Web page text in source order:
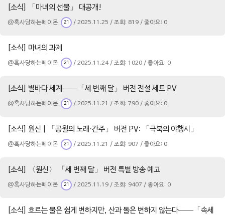
[소식] 「마녀의 선물」 대공개!
@혹사당하는페이몬 21 / 2025.11.25 / 조회: 819 / 좋아요: 0
[소식] 마녀의 과제
@혹사당하는페이몬 21 / 2025.11.24 / 조회: 1020 / 좋아요: 0
[소식] 별바다 세계——「세 번째 달」 버전 전설 세트 PV
@혹사당하는페이몬 21 / 2025.11.21 / 조회: 790 / 좋아요: 0
[소식] 원신 | 「공월의 노래·간주」 버전 PV: 「극북의 야행시」
@혹사당하는페이몬 21 / 2025.11.21 / 조회: 907 / 좋아요: 0
[소식] 〈원신〉 「세 번째 달」 버전 특별 방송 예고
@혹사당하는페이몬 21 / 2025.11.19 / 조회: 9407 / 좋아요: 0
[소식] 흐르는 물은 쉽게 변하지만, 산과 돌은 변하지 않는다——「속세